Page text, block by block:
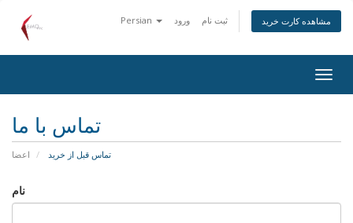
Persian ورود ثبت نام مشاهده کارت خرید
تغییر
تماس با ما
اعضا تماس قبل از خرید
نام